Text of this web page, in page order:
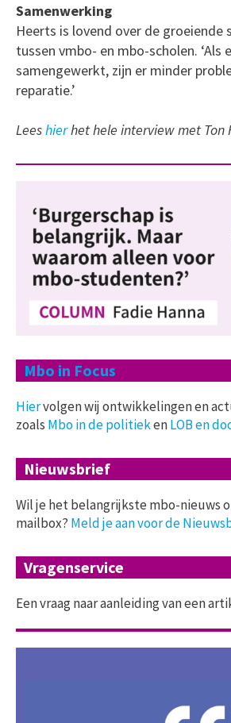
Samenwerking
Heerts is lovend over de groeiende
tussen vmbo- en mbo-scholen.
samengewerkt, zijn er minder
reparatie.’
Leeshierhet hele interview met Ton
Mbo in Focus
Hiervolgen wij ontwikkelingen en
zoals Mbo in de politiekenLOB en
Nieuwsbrief
Wil je het belangrijkste mbo-nieuws
mailbox? Meld je aan voor de
Vragenservice
Een vraag naar aanleiding van een